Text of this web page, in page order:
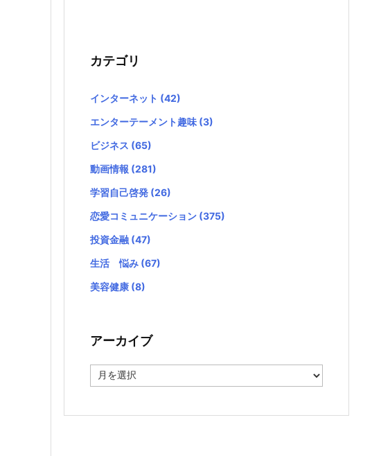
カテゴリ
インターネット (42)
エンターテーメント趣味 (3)
ビジネス (65)
動画情報 (281)
学習自己啓発 (26)
恋愛コミュニケーション (375)
投資金融 (47)
生活 悩み (67)
美容健康 (8)
アーカイブ
ー